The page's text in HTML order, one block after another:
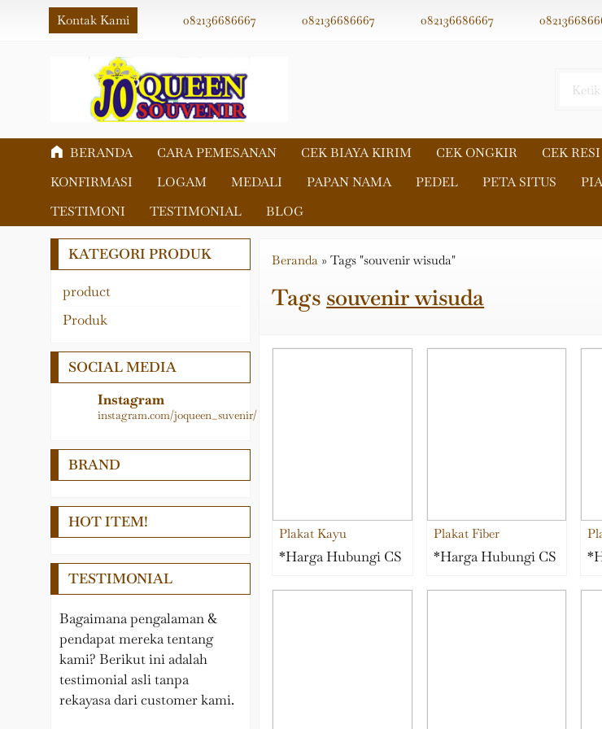
Kontak Kami 082136686667 082136686667 082136686667
BERANDA CARA PEMESANAN CEK BIAYA KIRIM CEK ONGKIR CEK RESI
KONFIRMASI
LOGAM MEDALI PAPAN NAMA PEDEL PETA SITUS
TESTIMONI
TESTIMONIAL BLOG
Beranda »Tags "souvenir wisuda"
Tags souvenir wisuda
Plakat Kayu
*Harga Hubungi CS
Plakat Fiber
*Harga Hubungi CS
KATEGORI PRODUK
product
Akrilik
Logam
LAIN – LAIN
PEDEL
Nama Meja
Pin, Gantungan kunci,
Plakat Kayu
Tropy
Produk
Medali
Papan Nama
Piala
Plakat
Samir
SOCIAL MEDIA
Instagram
instagram.com/joqueen_suvenir/
BRAND
HOT ITEM!
TESTIMONIAL
Bagaimana pengalaman &
pendapat mereka tentang
kami? Berikut ini adalah
testimonial asli tanpa
rekayasa dari customer kami.